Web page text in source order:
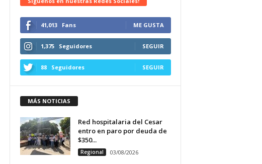
41,013 Fans ME GUSTA
1,375 Seguidores SEGUIR
88 Seguidores SEGUIR
MÁS NOTICIAS
Red hospitalaria del Cesar
entro en paro por deuda de
$350...
Regional 03/08/2026